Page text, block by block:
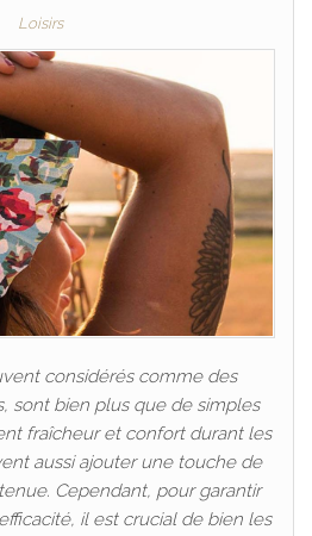
Loisirs
considérés comme des
sont bien plus que de simples
fraîcheur et confort durant les
aussi ajouter une touche de
Cependant, pour garantir
il est crucial de bien les